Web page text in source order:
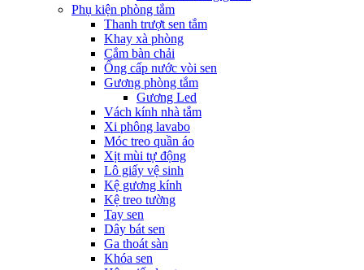
Phụ kiện phòng tắm
Thanh trượt sen tắm
Khay xà phòng
Cắm bàn chải
Ống cấp nước vòi sen
Gương phòng tắm
Gương Led
Vách kính nhà tắm
Xi phông lavabo
Móc treo quần áo
Xịt mùi tự động
Lô giấy vệ sinh
Kệ gương kính
Kệ treo tường
Tay sen
Dây bát sen
Ga thoát sàn
Khóa sen